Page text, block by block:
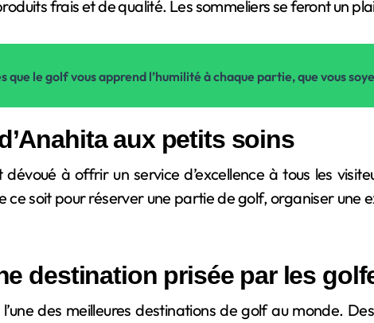
frais et de qualité. Les sommeliers se feront un
que le golf vous apprend l’humilité à chaque partie, que vous
aux petits soins
dévoué à offrir un service d’excellence à tous les
ce soit pour réserver une partie de golf, organiser une
destination prisée par les
des meilleures destinations de golf au monde.